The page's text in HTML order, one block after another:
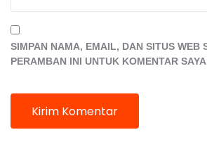
SIMPAN NAMA, EMAIL, DAN SITUS WEB
PERAMBAN INI UNTUK KOMENTAR